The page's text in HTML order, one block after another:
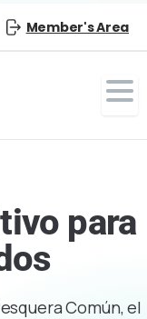
Member's Area
para
Común, el